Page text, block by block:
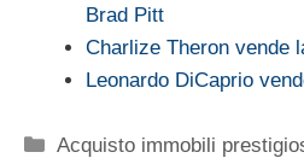
Brad Pitt
Charlize Theron vende
Leonardo DiCaprio
Categorie
Acquisto immobili